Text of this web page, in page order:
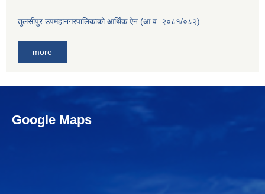
तुलसीपुर उपमहानगरपालिकाको आर्थिक ऐन (आ.व. २०८१/०८२)
more
Google Maps